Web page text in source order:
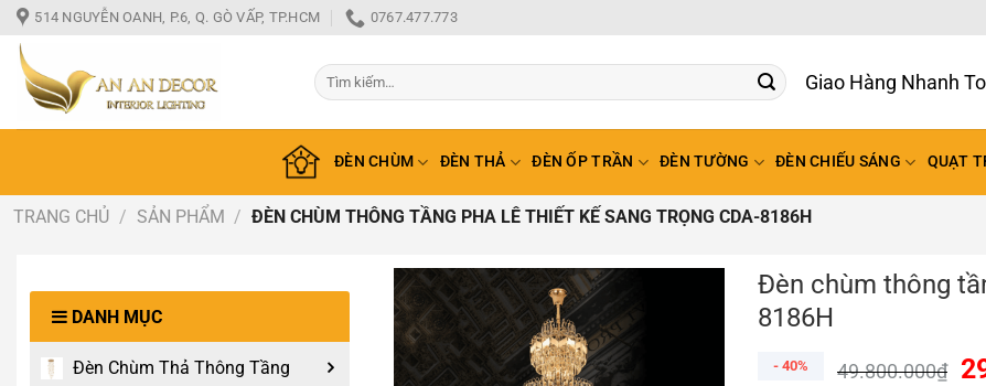
Bỏ
qua
nội
dung
514 NGUYỄN OANH, P.6, Q. GÒ VẤP, TP.HCM 0767.477.773
Tìm
kiếm:
Giao Hàng Nhanh
ĐÈN CHÙM ĐÈN THẢ ĐÈN ỐP TRẦN ĐÈN TƯỜNG ĐÈN CHIẾU SÁNG QUẠT
TRANG CHỦ / SẢN PHẨM / ĐÈN CHÙM THÔNG TẦNG PHA LÊ THIẾT KẾ SANG TRỌNG CDA-8186H
DANH MỤC
Đèn Chùm Thả Thông Tầng
Đèn chùm thông
8186H
- 40% 49.800.000₫